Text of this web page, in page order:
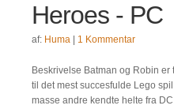
Heroes - PC
af: Huma 1 Kommentar
Beskrivelse Batman og Robin
til det mest succesfulde Lego
masse andre kendte helte fra